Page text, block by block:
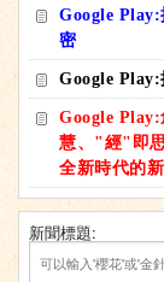
Google
密
Google
Google
慧、"經"即
全新時代的
新聞標題: